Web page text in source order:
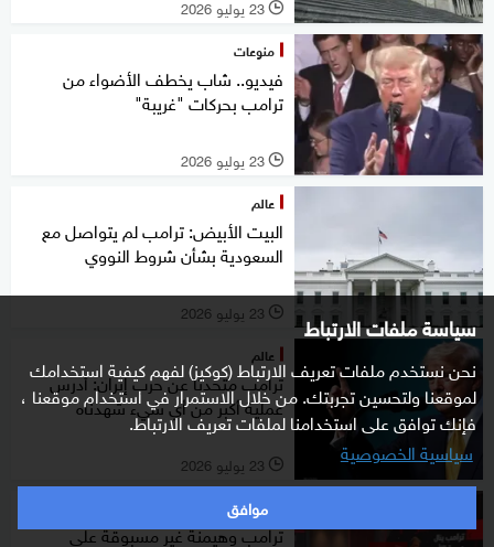
سياسة ملفات الارتباط
نحن نستخدم ملفات تعريف الارتباط (كوكيز) لفهم كيفية استخدامك
لموقعنا ولتحسين تجربتك. من خلال الاستمرار في استخدام موقعنا ،
فإنك توافق على استخدامنا لملفات تعريف الارتباط.
سياسية الخصوصية
موافق
l 23 يوليو 2026
منوعات
فيديو.. شاب يخطف الأضواء من
ترامب بحركات "غريبة"
l 23 يوليو 2026
عالم
البيت الأبيض: ترامب لم يتواصل مع
السعودية بشأن شروط النووي
l 23 يوليو 2026
عالم
ترامب متحدثا عن حرب إيران: أدرس
عملية أكبر من أي شيء شهدناه
l 23 يوليو 2026
ستوديوone مع فضيلة
ترامب وهيمنة غير مسبوقة على